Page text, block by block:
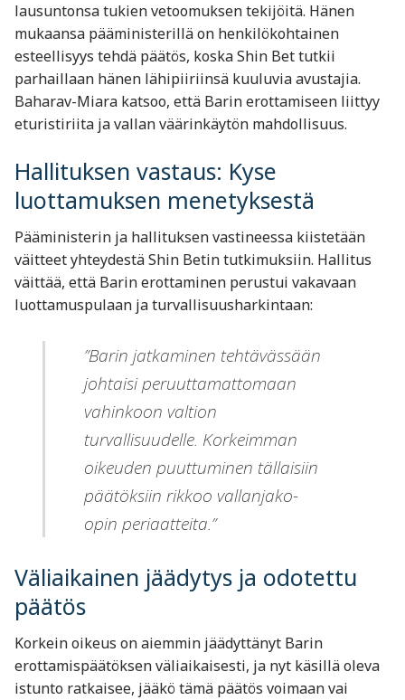
lausuntonsa tukien vetoomuksen tekijöitä. Hänen
mukaansa pääministerillä on henkilökohtainen
esteellisyys tehdä päätös, koska Shin Bet tutkii
parhaillaan hänen lähipiiriinsä kuuluvia avustajia.
Baharav-Miara katsoo, että Barin erottamiseen liittyy
eturistiriita ja vallan väärinkäytön mahdollisuus.
Hallituksen vastaus: Kyse
luottamuksen menetyksestä
Pääministerin ja hallituksen vastineessa kiistetään
väitteet yhteydestä Shin Betin tutkimuksiin. Hallitus
väittää, että Barin erottaminen perustui vakavaan
luottamuspulaan ja turvallisuusharkintaan:
”Barin jatkaminen tehtävässään
johtaisi peruuttamattomaan
vahinkoon valtion
turvallisuudelle. Korkeimman
oikeuden puuttuminen tällaisiin
päätöksiin rikkoo vallanjako-
opin periaatteita.”
Väliaikainen jäädytys ja odotettu
päätös
Korkein oikeus on aiemmin jäädyttänyt Barin
erottamispäätöksen väliaikaisesti, ja nyt käsillä oleva
istunto ratkaisee, jääkö tämä päätös voimaan vai